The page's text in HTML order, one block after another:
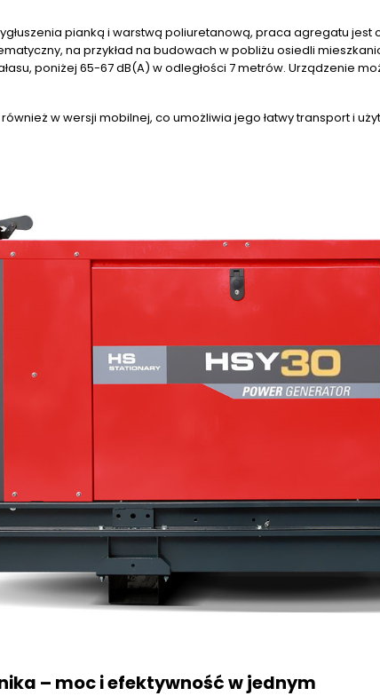
pianką i warstwą poliuretanową, praca agregatu
na przykład na budowach w pobliżu osiedli
poniżej 65-67 dB(A) w odległości 7 metrów. Urządzenie
w wersji mobilnej, co umożliwia jego łatwy transport i
– moc i efektywność w jednym